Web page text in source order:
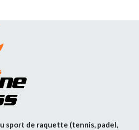
sport de raquette (tennis, padel,